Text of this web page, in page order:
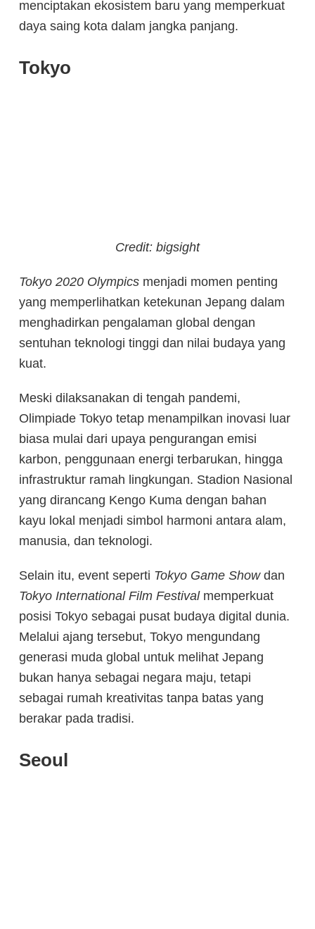
menciptakan ekosistem baru yang memperkuat
daya saing kota dalam jangka panjang.
Tokyo
Credit: bigsight
Tokyo 2020 Olympics menjadi momen penting
yang memperlihatkan ketekunan Jepang dalam
menghadirkan pengalaman global dengan
sentuhan teknologi tinggi dan nilai budaya yang
kuat.
Meski dilaksanakan di tengah pandemi,
Olimpiade Tokyo tetap menampilkan inovasi luar
biasa mulai dari upaya pengurangan emisi
karbon, penggunaan energi terbarukan, hingga
infrastruktur ramah lingkungan. Stadion Nasional
yang dirancang Kengo Kuma dengan bahan
kayu lokal menjadi simbol harmoni antara alam,
manusia, dan teknologi.
Selain itu, event seperti Tokyo Game Showdan
Tokyo International Film Festivalmemperkuat
posisi Tokyo sebagai pusat budaya digital dunia.
Melalui ajang tersebut, Tokyo mengundang
generasi muda global untuk melihat Jepang
bukan hanya sebagai negara maju, tetapi
sebagai rumah kreativitas tanpa batas yang
berakar pada tradisi.
Seoul